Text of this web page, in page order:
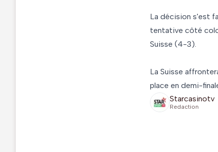
La décision s'est
tentative côté
Suisse (4-3).
La Suisse
place en demi-
Starcasinotv
Redaction